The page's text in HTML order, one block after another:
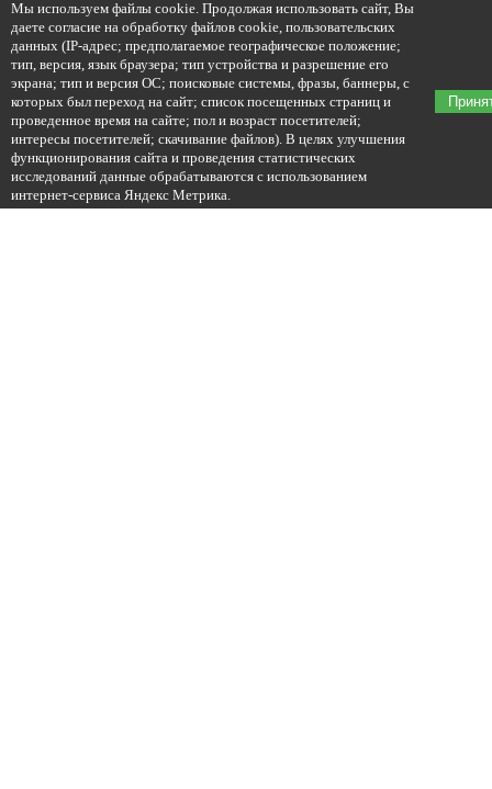
Мы используем файлы cookie. Продолжая использовать сайт, Вы
даете согласие на обработку файлов cookie, пользовательских
данных (IP-адрес; предполагаемое географическое положение;
тип, версия, язык браузера; тип устройства и разрешение его
экрана; тип и версия ОС; поисковые системы, фразы, баннеры, с
которых был переход на сайт; список посещенных страниц и
проведенное время на сайте; пол и возраст посетителей;
интересы посетителей; скачивание файлов). В целях улучшения
функционирования сайта и проведения статистических
исследований данные обрабатываются с использованием
интернет-сервиса Яндекс Метрика.